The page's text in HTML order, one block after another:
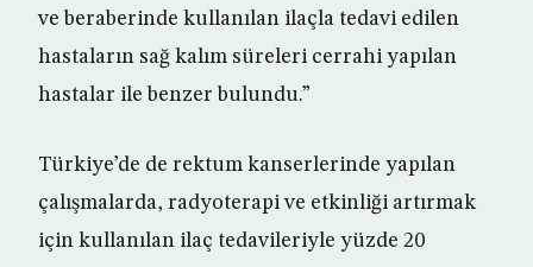
ve beraberinde kullanılan ilaçla tedavi edilen
hastaların sağ kalım süreleri cerrahi yapılan
hastalar ile benzer bulundu.”
Türkiye’de de rektum kanserlerinde yapılan
çalışmalarda, radyoterapi ve etkinliği artırmak
için kullanılan ilaç tedavileriyle yüzde 20